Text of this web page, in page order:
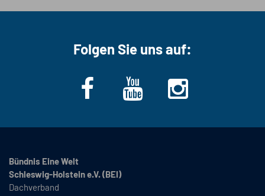
Folgen Sie uns auf:
Bündnis Eine Welt
Schleswig-Holstein e.V. (BEI)
Dachverband